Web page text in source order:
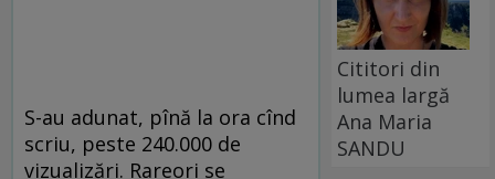
S-au adunat, pînă la ora cînd
scriu, peste 240.000 de
vizualizări. Rareori se
Cititori din
lumea largă
Ana Maria
SANDU